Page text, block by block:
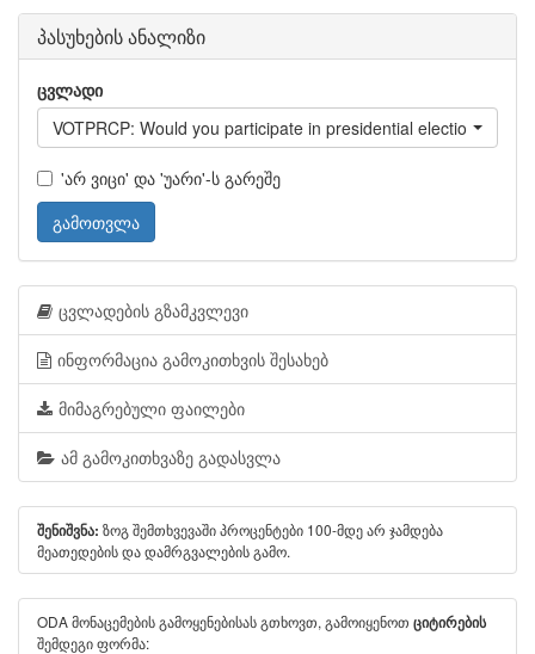
პასუხების ანალიზი
ცვლადი
VOTPRCP: Would you participate in presidential elections next
'არ ვიცი' და 'უარი'-ს გარეშე
გამოთვლა
ცვლადების გზამკვლევი
ინფორმაცია გამოკითხვის შესახებ
მიმაგრებული ფაილები
ამ გამოკითხვაზე გადასვლა
შენიშვნა: ზოგ შემთხვევაში პროცენტები 100-მდე არ ჯამდება
მეათედების და დამრგვალების გამო.
ODA მონაცემების გამოყენებისას გთხოვთ, გამოიყენოთ ციტირების
შემდეგი ფორმა: